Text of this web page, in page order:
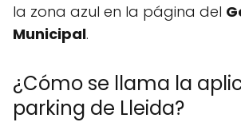
la zona azul en la página del
Municipal.
¿Cómo se llama la
parking de Lleida?